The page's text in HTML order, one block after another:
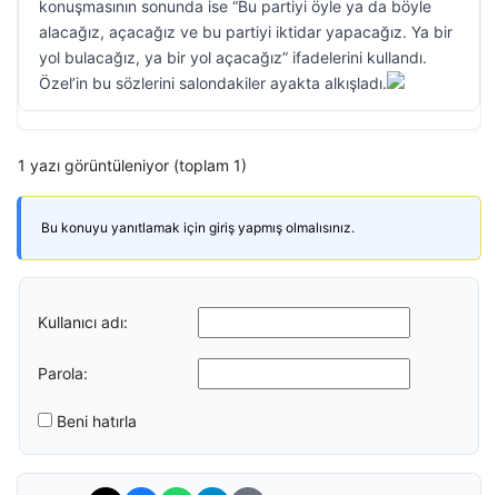
konuşmasının sonunda ise “Bu partiyi öyle ya da böyle
alacağız, açacağız ve bu partiyi iktidar yapacağız. Ya bir
yol bulacağız, ya bir yol açacağız” ifadelerini kullandı.
Özel’in bu sözlerini salondakiler ayakta alkışladı.
1 yazı görüntüleniyor (toplam 1)
Bu konuyu yanıtlamak için giriş yapmış olmalısınız.
Kullanıcı adı:
Parola:
Beni hatırla